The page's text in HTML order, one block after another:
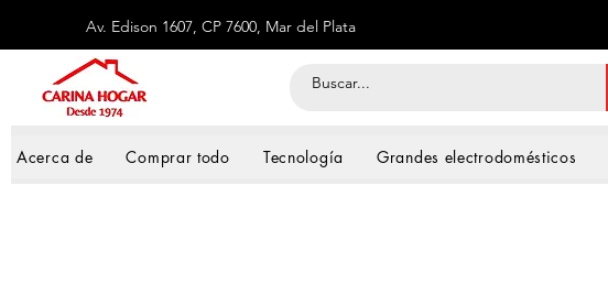
Av. Edison 1607, CP 7600, Mar del Plata
Acerca de Comprar todo Tecnología Grandes electrodomésticos